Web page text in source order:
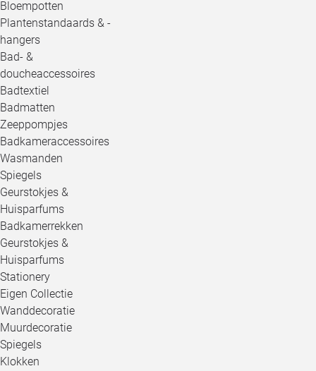
Bloempotten
Plantenstandaards & -
hangers
Bad- &
doucheaccessoires
Badtextiel
Badmatten
Zeeppompjes
Badkameraccessoires
Wasmanden
Spiegels
Geurstokjes &
Huisparfums
Badkamerrekken
Geurstokjes &
Huisparfums
Stationery
Eigen Collectie
Wanddecoratie
Muurdecoratie
Spiegels
Klokken